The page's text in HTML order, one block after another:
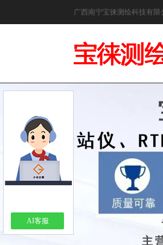
广西南宁宝徕测绘科技有限
AI客服